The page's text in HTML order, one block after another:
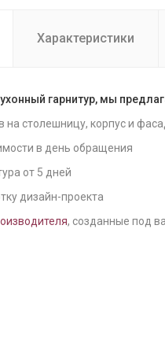
Характеристики
гарнитур, мы
на столешницу, корпус и
в день обращения
от 5 дней
дизайн-проекта
, созданные под